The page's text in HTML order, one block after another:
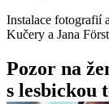
Instalace fotografií
Kučery a Jana
Pozor na
s lesbickou